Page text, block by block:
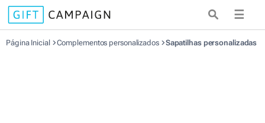
☰
Página Inicial Complementos personalizados Sapatilhas personalizadas